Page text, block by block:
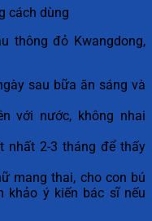
cách dùng
thông đỏ Kwangdong,
sau bữa ăn sáng và
với nước, không nhai
nhất 2-3 tháng để thấy
mang thai, cho con bú
khảo ý kiến bác sĩ nếu